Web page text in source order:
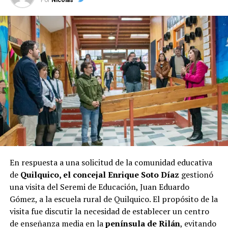
al frente del municipio parece haberle asegurado un
respaldo considerable entre los votantes, lo que se
refleja en la encuesta.
Las elecciones de octubre serán decisivas para Castro, y
los próximos días serán cruciales para todos los
candidatos en la recta final hacia las urnas.
En respuesta a una solicitud de la comunidad educativa
de Quilquico, el concejal Enrique Soto Díaz gestionó
una visita del Seremi de Educación, Juan Eduardo
Gómez, a la escuela rural de Quilquico. El propósito de la
visita fue discutir la necesidad de establecer un centro
de enseñanza media en lapenínsula de Rilán, evitando